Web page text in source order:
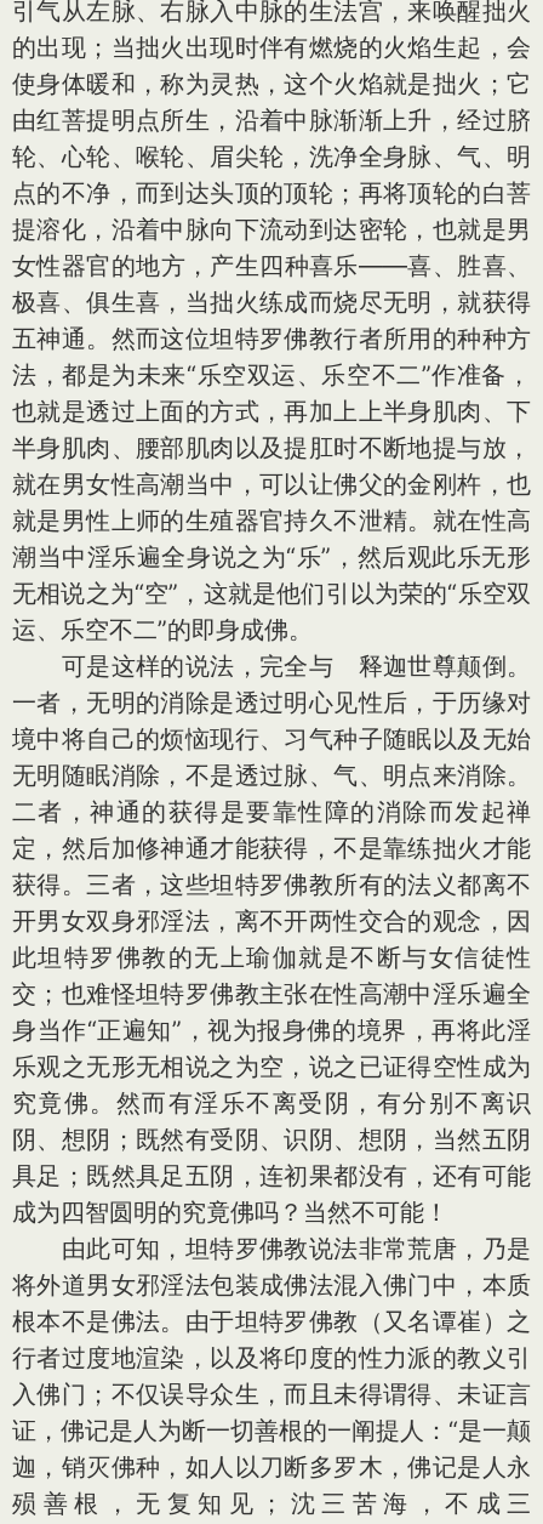
引气从左脉、右脉入中脉的生法宫，来唤醒拙火
的出现；当拙火出现时伴有燃烧的火焰生起，会
使身体暖和，称为灵热，这个火焰就是拙火；它
由红菩提明点所生，沿着中脉渐渐上升，经过脐
轮、心轮、喉轮、眉尖轮，洗净全身脉、气、明
点的不净，而到达头顶的顶轮；再将顶轮的白菩
提溶化，沿着中脉向下流动到达密轮，也就是男
女性器官的地方，产生四种喜乐——喜、胜喜、
极喜、俱生喜，当拙火练成而烧尽无明，就获得
五神通。然而这位坦特罗佛教行者所用的种种方
法，都是为未来“乐空双运、乐空不二”作准备，
也就是透过上面的方式，再加上上半身肌肉、下
半身肌肉、腰部肌肉以及提肛时不断地提与放，
就在男女性高潮当中，可以让佛父的金刚杵，也
就是男性上师的生殖器官持久不泄精。就在性高
潮当中淫乐遍全身说之为“乐”，然后观此乐无形
无相说之为“空”，这就是他们引以为荣的“乐空双
运、乐空不二”的即身成佛。
可是这样的说法，完全与 释迦世尊颠倒。
一者，无明的消除是透过明心见性后，于历缘对
境中将自己的烦恼现行、习气种子随眠以及无始
无明随眠消除，不是透过脉、气、明点来消除。
二者，神通的获得是要靠性障的消除而发起禅
定，然后加修神通才能获得，不是靠练拙火才能
获得。三者，这些坦特罗佛教所有的法义都离不
开男女双身邪淫法，离不开两性交合的观念，因
此坦特罗佛教的无上瑜伽就是不断与女信徒性
交；也难怪坦特罗佛教主张在性高潮中淫乐遍全
身当作“正遍知”，视为报身佛的境界，再将此淫
乐观之无形无相说之为空，说之已证得空性成为
究竟佛。然而有淫乐不离受阴，有分别不离识
阴、想阴；既然有受阴、识阴、想阴，当然五阴
具足；既然具足五阴，连初果都没有，还有可能
成为四智圆明的究竟佛吗？当然不可能！
由此可知，坦特罗佛教说法非常荒唐，乃是
将外道男女邪淫法包装成佛法混入佛门中，本质
根本不是佛法。由于坦特罗佛教（又名谭崔）之
行者过度地渲染，以及将印度的性力派的教义引
入佛门；不仅误导众生，而且未得谓得、未证言
证，佛记是人为断一切善根的一阐提人：“是一颠
迦，销灭佛种，如人以刀断多罗木，佛记是人永
殒善根，无复知见；沈三苦海，不成三